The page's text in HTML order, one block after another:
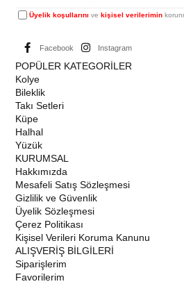
Üyelik koşullarını vekişisel verilerimin
Facebook Instagram
POPÜLER KATEGORİLER
Kolye
Bileklik
Takı Setleri
Küpe
Halhal
Yüzük
KURUMSAL
Hakkımızda
Mesafeli Satış Sözleşmesi
Gizlilik ve Güvenlik
Üyelik Sözleşmesi
Çerez Politikası
Kişisel Verileri Koruma Kanunu
ALIŞVERİŞ BİLGİLERİ
Siparişlerim
Favorilerim